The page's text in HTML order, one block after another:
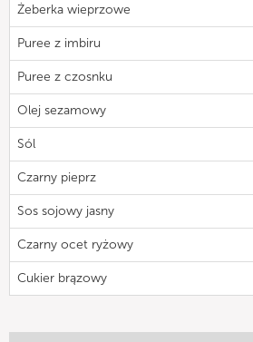
Żeberka wieprzowe
Puree z imbiru
Puree z czosnku
Olej sezamowy
Sól
Czarny pieprz
Sos sojowy jasny
Czarny ocet ryżowy
Cukier brązowy